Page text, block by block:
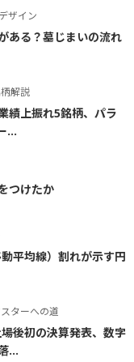
ザイン
ある？墓じまいの流れ
解説
績上振れ5銘柄、パラ
...
つけたか
平均線）割れが示す円
ターへの道
後初の決算発表、数字
...